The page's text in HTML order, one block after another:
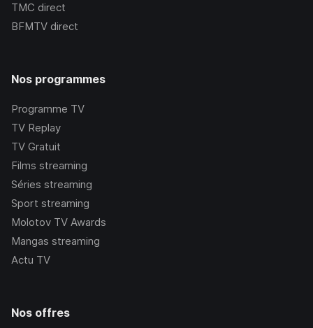
TMC direct
BFMTV direct
Nos programmes
Programme TV
TV Replay
TV Gratuit
Films streaming
Séries streaming
Sport streaming
Molotov TV Awards
Mangas streaming
Actu TV
Nos offres